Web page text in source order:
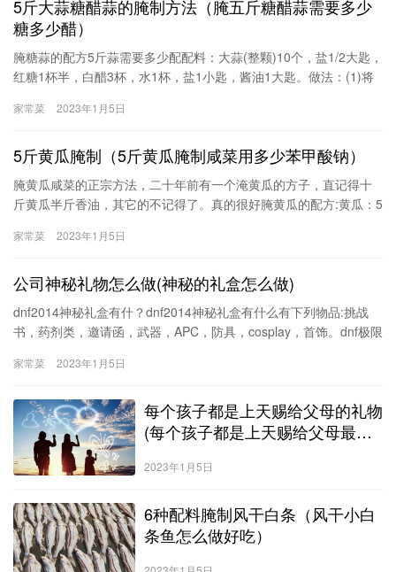
5斤大蒜糖醋蒜的腌制方法（腌五斤糖醋蒜需要多少
糖多少醋）
腌糖蒜的配方5斤蒜需要多少配配料：大蒜(整颗)10个，盐1/2大匙，
红糖1杯半，白醋3杯，水1杯，盐1小匙，酱油1大匙。做法：(1)将
溶解后熄火，再放入大蒜浸渍20分钟，捞起沥干水份放凉备糖
家常菜 2023年1月5日
5斤黄瓜腌制（5斤黄瓜腌制咸菜用多少苯甲酸钠）
腌黄瓜咸菜的正宗方法，二十年前有一个淹黄瓜的方子，直记得十
斤黄瓜半斤香油，其它的不记得了。真的很好腌黄瓜的配方:黄瓜：5
酒：3两半尖椒：1斤味精：1两*花生油：2两注：其中花生油需烧
道不错）独门
家常菜 2023年1月5日
公司神秘礼物怎么做(神秘的礼盒怎么做)
dnf2014神秘礼盒有什？dnf2014神秘礼盒有什么有下列物品:挑战
书，药剂类，邀请函，武器，APC，防具，cosplay，首饰。dnf极限
+20张邀请函+1个深渊卷神秘新年礼盒怎么获得？老师叫我们做礼品
家常菜 2023年1月5日
每个孩子都是上天赐给父母的礼物
(每个孩子都是上天赐给父母最好
2023年1月5日
6种配料腌制风干白条（风干小白
条鱼怎么做好吃）